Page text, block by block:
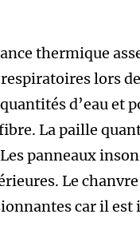
thermique
lors
d’eau et
La paille
panneaux
Le
car il est